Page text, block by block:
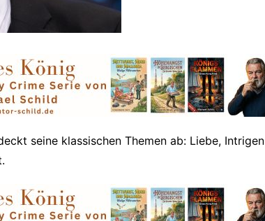
Korschenbroich
Langenfeld, Monheim
Leichlingen
Leverkusen
Mettmann, Erkrath, Wülfrath
Mönchengladbach
Nettetal
seine klassischen Themen ab: Liebe, Intrigen